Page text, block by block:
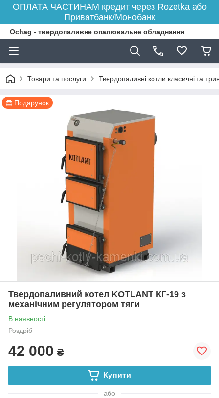
ОПЛАТА ЧАСТИНАМ кредит через Rozetka або
Приватбанк/Монобанк
Ochag - твердопаливне опалювальне обладнання
Товари та послуги Твердопаливні котли класичні та
Подарунок
Твердопаливний котел KOTLANT КГ-19 з
механічним регулятором тяги
В наявності
Роздріб
42 000 ₴
Купити
або